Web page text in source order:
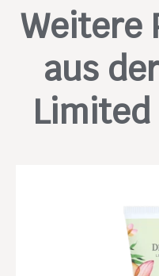
Weitere
aus